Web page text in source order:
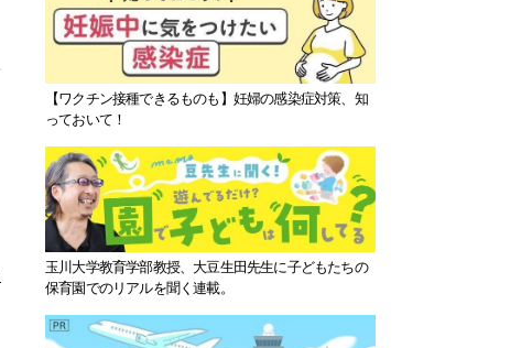
【ワクチン接種できるものも】妊婦の感染症対策、知
っておいて！
玉川大学教育学部教授、大豆生田先生に子どもたちの
保育園でのリアルを聞く連載。